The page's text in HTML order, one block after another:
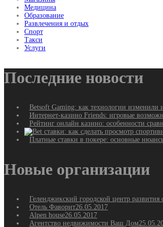
Медицина
Образование
Развлечения и отдых
Спорт
Такси
Услуги
Последние новости
Betsoft Gaming: как технологии
Интернет-казино Friends: игровые
Рейтинг онлайн казино: особенности
Платные ставки в покере: основные
Новые организации
Геленджикский городской центр развития
Отель Фаворит26.05.2017
Alpen house26.05.2017
Агентство недвижимости Ваш Дом